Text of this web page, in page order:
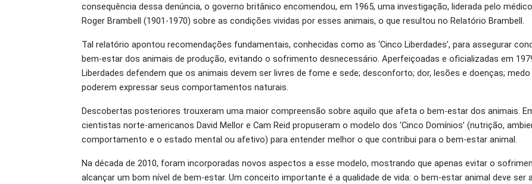
consequência dessa denúncia, o governo britânico encomendou, em 1965, uma investigação, liderada pelo
Roger Brambell (1901-1970) sobre as condições vividas por esses animais, o que resultou no Relatório Brambell.
Tal relatório apontou recomendações fundamentais, conhecidas como as ‘Cinco Liberdades’, para assegurar
bem-estar dos animais de produção, evitando o sofrimento desnecessário. Aperfeiçoadas e oficializadas em
Liberdades defendem que os animais devem ser livres de fome e sede; desconforto; dor, lesões e doenças;
poderem expressar seus comportamentos naturais.
Descobertas posteriores trouxeram uma maior compreensão sobre aquilo que afeta o bem-estar dos animais.
cientistas norte-americanos David Mellor e Cam Reid propuseram o modelo dos ‘Cinco Domínios’ (nutrição,
comportamento e o estado mental ou afetivo) para entender melhor o que contribui para o bem-estar animal.
Na década de 2010, foram incorporadas novos aspectos a esse modelo, mostrando que apenas evitar o
alcançar um bom nível de bem-estar. Um conceito importante é a qualidade de vida: o bem-estar animal deve ser